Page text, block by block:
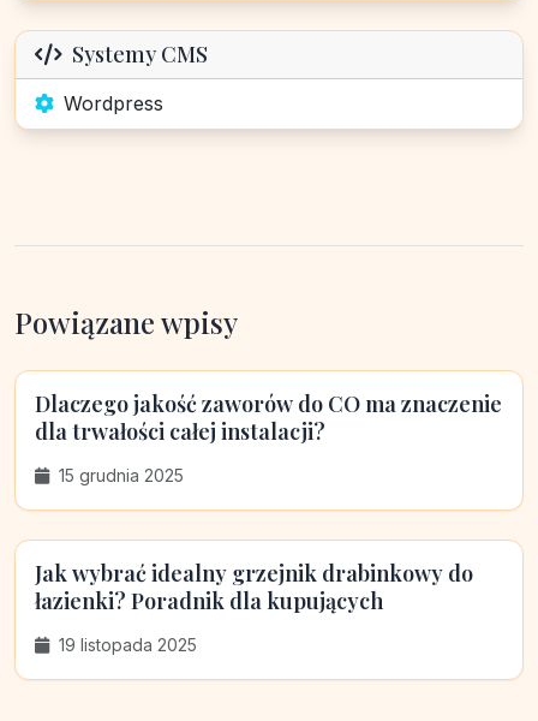
Systemy CMS
Wordpress
Powiązane wpisy
Dlaczego jakość zaworów do CO ma znaczenie
dla trwałości całej instalacji?
15 grudnia 2025
Jak wybrać idealny grzejnik drabinkowy do
łazienki? Poradnik dla kupujących
19 listopada 2025